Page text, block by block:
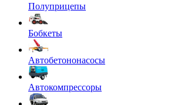
Полуприцепы
Бобкеты
Автобетононасосы
Автокомпрессоры